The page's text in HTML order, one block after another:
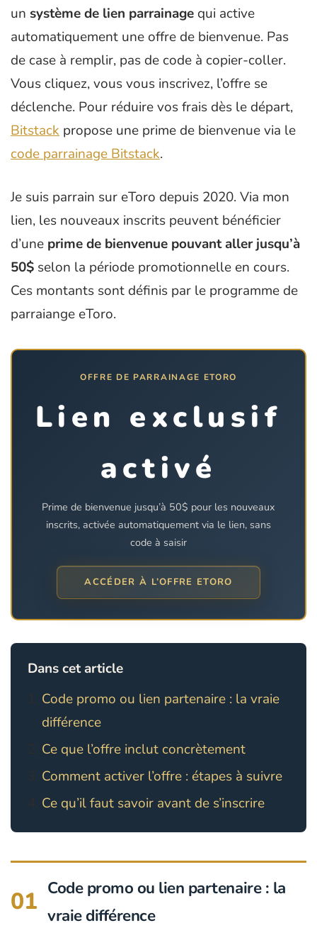
un système de lien parrainage qui active
automatiquement une offre de bienvenue. Pas
de case à remplir, pas de code à copier-coller.
Vous cliquez, vous vous inscrivez, l’offre se
déclenche. Pour réduire vos frais dès le départ,
Bitstack propose une prime de bienvenue via le
code parrainage Bitstack.
Je suis parrain sur eToro depuis 2020. Via mon
lien, les nouveaux inscrits peuvent bénéficier
d’une prime de bienvenue pouvant aller jusqu’à
50$ selon la période promotionnelle en cours.
Ces montants sont définis par le programme de
parraiange eToro.
OFFRE DE PARRAINAGE ETORO
Lien exclusif
activé
Prime de bienvenue jusqu’à 50$ pour les nouveaux
inscrits, activée automatiquement via le lien, sans
code à saisir
ACCÉDER À L’OFFRE ETORO
Dans cet article
Code promo ou lien partenaire : la vraie
différence
Ce que l’offre inclut concrètement
Comment activer l’offre : étapes à suivre
Ce qu’il faut savoir avant de s’inscrire
01 Code promo ou lien partenaire : la
vraie différence